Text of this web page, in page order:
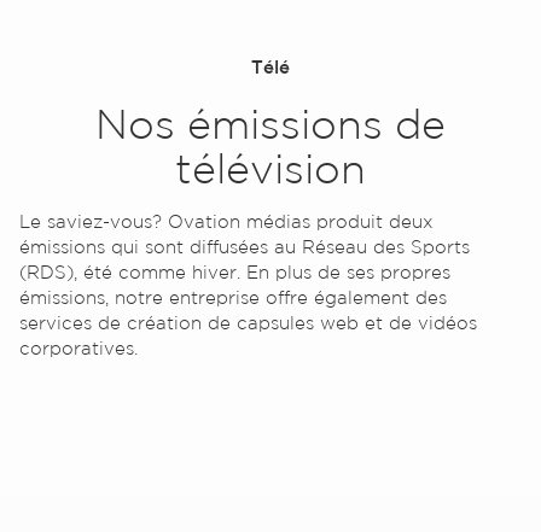
Contact
Télé
Nos émissions de
télévision
Le saviez-vous? Ovation médias produit deux
émissions qui sont diffusées au Réseau des Sports
(RDS), été comme hiver. En plus de ses propres
émissions, notre entreprise offre également des
services de création de capsules web et de vidéos
corporatives.